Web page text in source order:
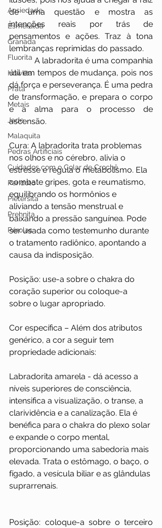
Ansiedade
Esmeralda
Granada
Fluorita
Howlita
Prata
Metais
Jade
Malaquita
Pedras Artificiais
Cuidados com o Colar de Crochê
Peridoto
Pietersita
Prehnita
Pérolas
de uma questão e mostra as
intenções reais por trás de
pensamentos e ações. Traz à tona
lembranças reprimidas do passado.
            A labradorita é uma companhia
útil em tempos de mudança, pois nos
dá força e perseverança. É uma pedra
de transformação, e prepara o corpo
e a alma para o processo de
ascensão.
Cura: A labradorita trata problemas
nos olhos e no cérebro, alivia o
estresse e regula o metabolismo. Ela
combate gripes, gota e reumatismo,
equilibrando os hormônios e
aliviando a tensão menstrual e
baixando a pressão sanguínea. Pode
ser usada como testemunho durante
o tratamento radiônico, apontando a
causa da indisposição.
Posição: use-a sobre o chakra do
coração superior ou coloque-a
sobre o lugar apropriado.
Cor específica – Além dos atributos
genérico, a cor a seguir tem
propriedade adicionais:
Labradorita amarela - dá acesso a
níveis superiores de consciência,
intensifica a visualização, o transe, a
clarividência e a canalização. Ela é
benéfica para o chakra do plexo solar
e expande o corpo mental,
proporcionando uma sabedoria mais
elevada. Trata o estômago, o baço, o
fígado, a vesícula biliar e as glândulas
suprarrenais.
Posição: coloque-a sobre o terceiro